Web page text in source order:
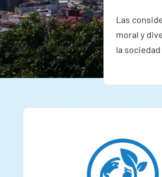
Las
moral y
la